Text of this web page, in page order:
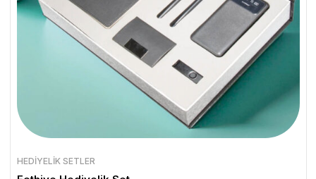
HEDIYELIK SETLER